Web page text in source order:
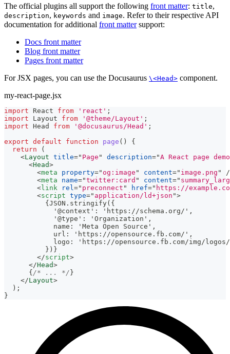
The official plugins all support the following front matter: title,
description, keywords and image. Refer to their respective API
documentation for additional front mattersupport:
Docs front matter
Blog front matter
Pages front matter
For JSX pages, you can use the Docusaurus \<Head> component.
my-react-page.jsx
import React from 'react' ;
import
Layout from '@theme/Layout' ;
import Head from '@docusaurus/Head' ;
export default function page ( )
{
return
(
<Layout title=" Page " description="A React page demo
<Head>
<meta property=" og:image " content=" image.png "
/
<meta name="twitter:card " content="
<link rel=" preconnect " href=" https://
<script type=" application/ld+json ">
          {JSON.stringify({
            '@context': 'https://schema.org/',
            '@type': 'Organization',
            name: 'Meta Open Source',
            url: 'https://opensource.fb.com/',
logo: 'https://opensource.fb.com/img/
          })}
</script>
</Head>
{ /* ... */ }
</Layout>
) ;
}